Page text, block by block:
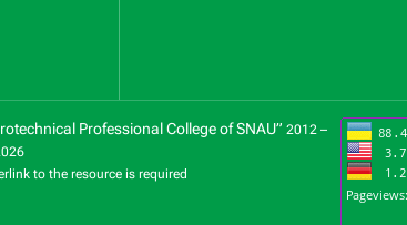
Professional College of SNAU” 2012 –
to the resource is required